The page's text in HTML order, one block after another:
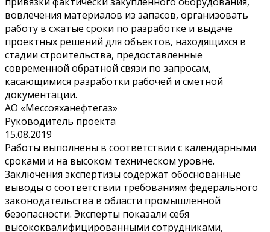
вовлечения материалов из запасов, организовать
работу в сжатые сроки по разработке и выдаче
проектных решений для объектов, находящихся в
стадии строительства, предоставленные
современной обратной связи по запросам,
касающимися разработки рабочей и сметной
документации.
АО «Мессояханефтегаз»
Руководитель проекта
15.08.2019
Работы выполнены в соответствии с календарными
сроками и на высоком техническом уровне.
Заключения экспертизы содержат обоснованные
выводы о соответствии требованиям федерального
законодательства в области промышленной
безопасности. Эксперты показали себя
высококвалифицированными сотрудниками,